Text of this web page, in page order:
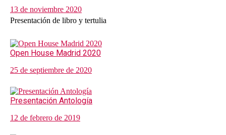
13 de noviembre 2020
Presentación de libro y tertulia
Open House Madrid 2020
25 de septiembre de 2020
Presentación Antología
12 de febrero de 2019